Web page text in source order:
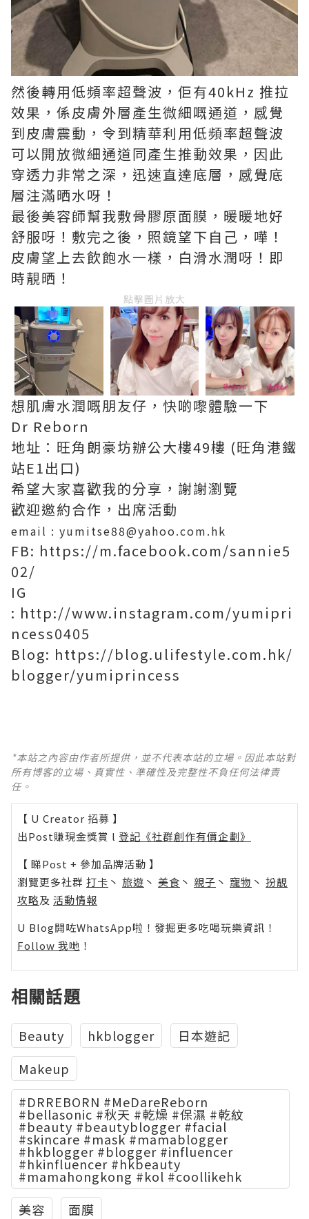
然後轉用低頻率超聲波，佢有40kHz 推拉
效果，係皮膚外層產生微細嘅通道，感覺
到皮膚震動，令到精華利用低頻率超聲波
可以開放微細通道同產生推動效果，因此
穿透力非常之深，迅速直達底層，感覺底
層注滿晒水呀！
最後美容師幫我敷骨膠原面膜，暖暖地好
舒服呀！敷完之後，照鏡望下自己，嘩！
皮膚望上去飲飽水一樣，白滑水潤呀！即
時靚晒！
點擊圖片放大
想肌膚水潤嘅朋友仔，快啲嚟體驗一下
Dr Reborn ‪
地址：旺角朗豪坊辦公大樓49樓 (旺角港鐵
站E1出口)
希望大家喜歡我的分享，謝謝瀏覽
歡迎邀約合作，出席活動
email : yumitse88@yahoo.com.hk
FB: https://m.facebook.com/sannie5
02/
IG
: http://www.instagram.com/yumipri
ncess0405
Blog: https://blog.ulifestyle.com.hk/
blogger/yumiprincess
*本站之內容由作者所提供，並不代表本站的立場。因此本站對
所有博客的立場、真實性、準確性及完整性不負任何法律責
任。
【 U Creator 招募 】
出Post賺現金獎賞 l 登記《社群創作有價企劃》
【 睇Post + 參加品牌活動 】
瀏覽更多社群 打卡 丶 旅遊 丶 美食 丶 親子 丶 寵物 丶 扮靚
攻略及 活動情報
U Blog開咗WhatsApp啦！發掘更多吃喝玩樂資訊！
Follow 我哋 ！
相關話題
Beauty hkblogger
日本遊記
Makeup
#DRREBORN #MeDareReborn
#bellasonic #秋天 #乾燥 #保濕 #乾紋
#beauty #beautyblogger #facial
#skincare #mask #mamablogger
#hkblogger #blogger #influencer
#hkinfluencer #hkbeauty
#mamahongkong #kol #coollikehk
美容
面膜